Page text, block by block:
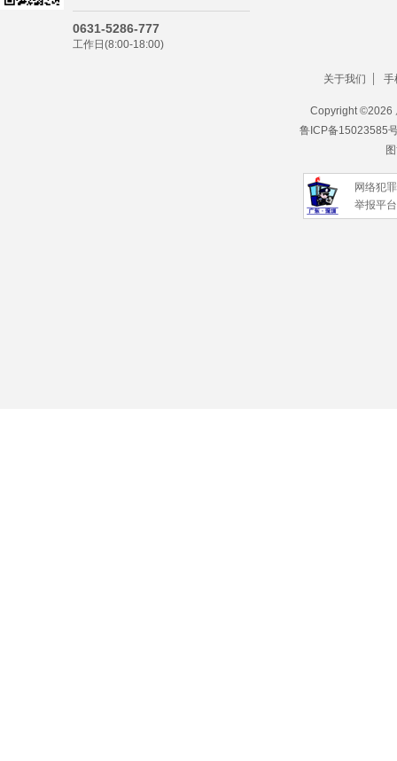
0631-5286-777
工作日(8:00-18:00)
关于我们 手
Copyright ©2026
鲁ICP备15023585
网络犯罪
举报平台